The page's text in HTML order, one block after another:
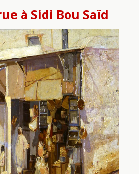
à Sidi Bou Saïd